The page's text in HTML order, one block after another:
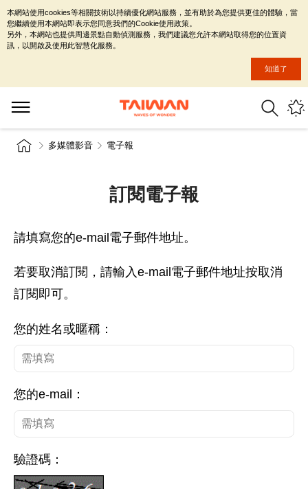
多媒體影音 電子報
訂閱電子報
請填寫您的e-mail電子郵件地址。
若要取消訂閱，請輸入e-mail電子郵件地址按取消
訂閱即可。
您的姓名或暱稱：
您的e-mail：
驗證碼：
本網站使用cookies等相關技術以持續優化網站服務，並有助於為您提供更佳的體驗，當
您繼續使用本網站即表示您同意我們的Cookie使用政策。
另外，本網站也提供周邊景點自動偵測服務，我們建議您允許本網站取得您的位置資
訊，以開啟及使用此智慧化服務。
知道了